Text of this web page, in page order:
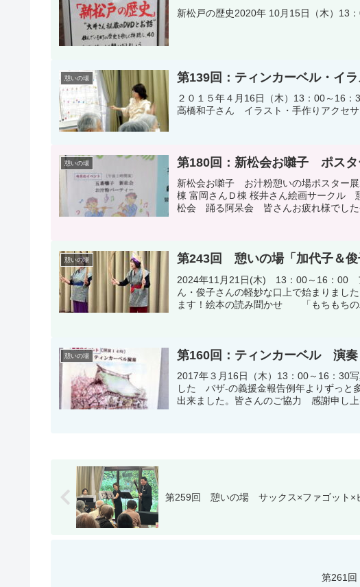
新松戸の歴史2020年 10月15日（木）13
憩いの場 第139回：ティンカーベル・イラ
２０１５年４月16日（木）13：00～16
高橋和子さん イラスト・手作りアクセ
憩いの場 第180回：新松会お囃子 ポスタ
新松会お囃子 お汁粉憩いの場ポスター
棟 富岡さんＤ棟 桜井さん絵画サークル
松会 踊る阿呆会 皆さんお疲れ様でした
憩いの場 第243回 憩いの場「加代子＆俊
2024年11月21日(木) 13：00～16：00
ん・俊子さんの軽妙な口上で始まり
ます！絵本の読み聞かせ 「もちもちの
憩いの場 第160回：ティンカーベル 演奏
2017年３月16日（木）13：00～16：30
した バザ-の義援金報告例年よりずっと
出来ました。皆さんのご協力 感謝申し上
第259回 憩いの場 サックス×ファゴット×
第261